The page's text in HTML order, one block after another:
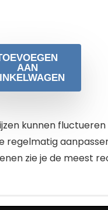
AAN
kunnen
regelmatig
zie je de meest